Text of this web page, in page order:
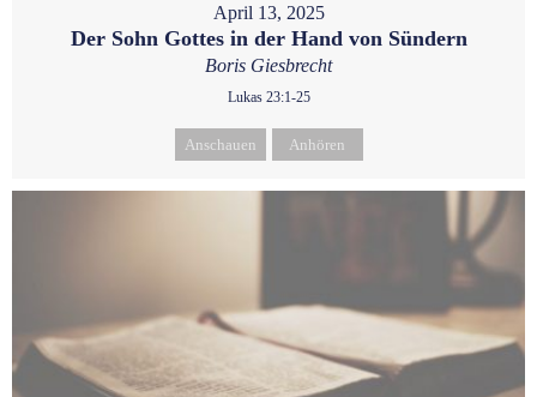
April 13, 2025
Der Sohn Gottes in der Hand von Sündern
Boris Giesbrecht
Lukas 23:1-25
Anschauen Anhören